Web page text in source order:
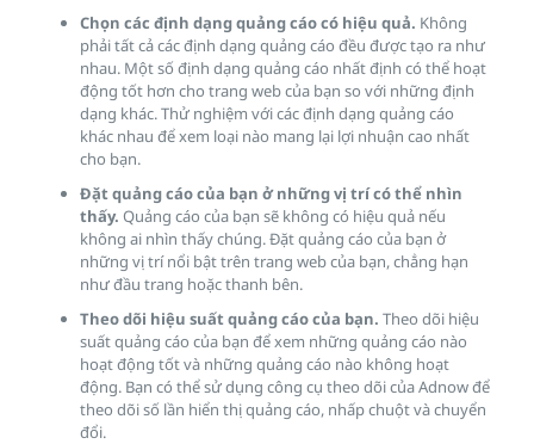
Chọn các định dạng quảng cáo có hiệu quả. Không
phải tất cả các định dạng quảng cáo đều được tạo ra như
nhau. Một số định dạng quảng cáo nhất định có thể hoạt
động tốt hơn cho trang web của bạn so với những định
dạng khác. Thử nghiệm với các định dạng quảng cáo
khác nhau để xem loại nào mang lại lợi nhuận cao nhất
cho bạn.
Đặt quảng cáo của bạn ở những vị trí có thể nhìn
thấy. Quảng cáo của bạn sẽ không có hiệu quả nếu
không ai nhìn thấy chúng. Đặt quảng cáo của bạn ở
những vị trí nổi bật trên trang web của bạn, chẳng hạn
như đầu trang hoặc thanh bên.
Theo dõi hiệu suất quảng cáo của bạn. Theo dõi hiệu
suất quảng cáo của bạn để xem những quảng cáo nào
hoạt động tốt và những quảng cáo nào không hoạt
động. Bạn có thể sử dụng công cụ theo dõi của Adnow để
theo dõi số lần hiển thị quảng cáo, nhấp chuột và chuyển
đổi.